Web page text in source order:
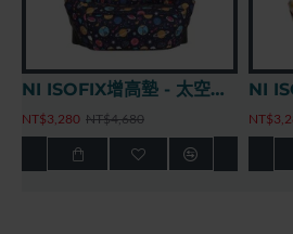
NI ISOFIX增高墊 - 太空世界
NT$3,280 NT$4,680